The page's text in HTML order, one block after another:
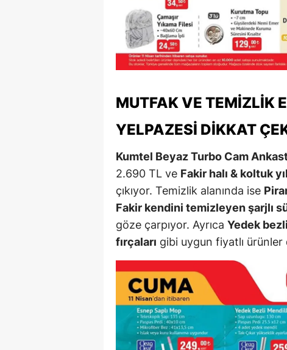
Muş
Niğde
Ordu
Siirt
MUTFAK VE TEMIZLIK
YELPAZESI DIKKAT
Kumtel Beyaz Turbo Cam
2.690 TL ve Fakir halı & koltuk
çıkıyor. Temizlik alanında ise
Fakir kendini temizleyen şarjlı
göze çarpıyor. Ayrıca Yedek
fırçaları gibi uygun fiyatlı